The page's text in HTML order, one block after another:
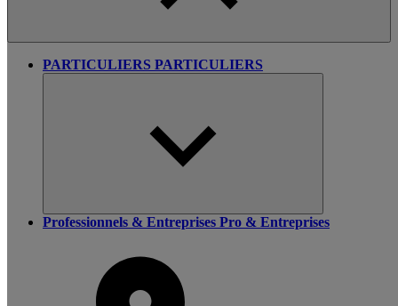
PARTICULIERS PARTICULIERS
Professionnels & Entreprises Pro & Entreprises